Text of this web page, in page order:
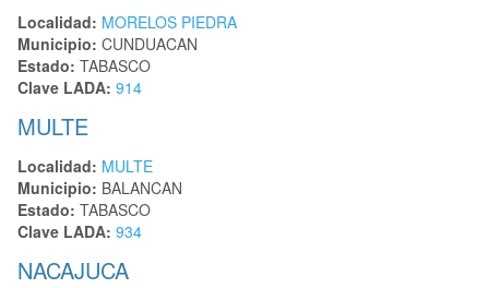
Localidad: MORELOS PIEDRA
Municipio: CUNDUACAN
Estado: TABASCO
Clave LADA: 914
MULTE
Localidad: MULTE
Municipio: BALANCAN
Estado: TABASCO
Clave LADA: 934
NACAJUCA